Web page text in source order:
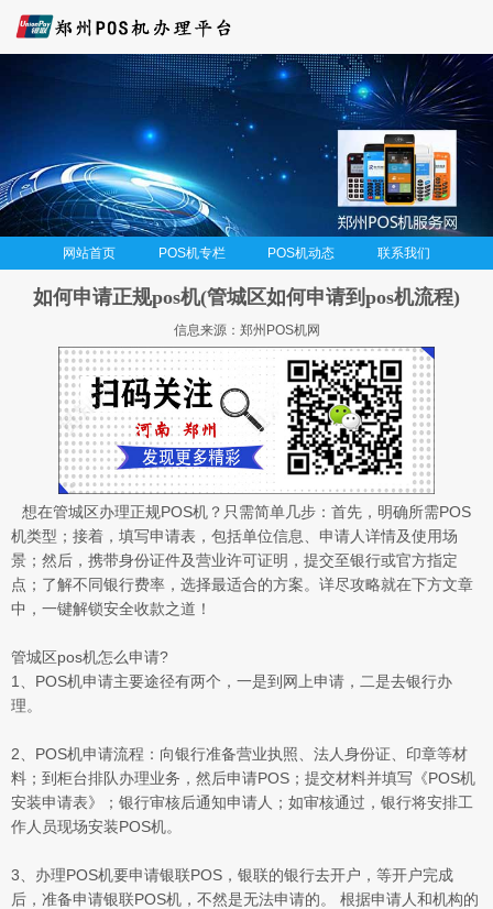
网站首页 POS机专栏 POS机动态 联系我们
如何申请正规pos机(管城区如何申请到pos机流程)
信息来源：郑州POS机网
想在管城区办理正规POS机？只需简单几步：首先，明确所需POS
机类型；接着，填写申请表，包括单位信息、申请人详情及使用场
景；然后，携带身份证件及营业许可证明，提交至银行或官方指定
点；了解不同银行费率，选择最适合的方案。详尽攻略就在下方文章
中，一键解锁安全收款之道！
管城区pos机怎么申请?
1、POS机申请主要途径有两个，一是到网上申请，二是去银行办
理。
2、POS机申请流程：向银行准备营业执照、法人身份证、印章等材
料；到柜台排队办理业务，然后申请POS；提交材料并填写《POS机
安装申请表》；银行审核后通知申请人；如审核通过，银行将安排工
作人员现场安装POS机。
3、办理POS机要申请银联POS，银联的银行去开户，等开户完成
后，准备申请银联POS机，不然是无法申请的。 根据申请人和机构的